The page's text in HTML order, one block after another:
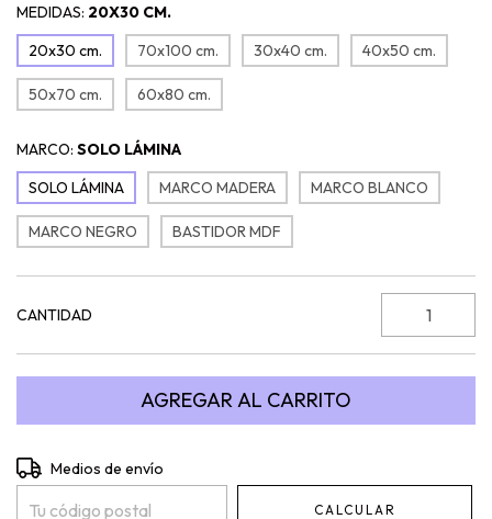
MEDIDAS: 20X30 CM.
20x30 cm.
70x100 cm. 30x40 cm. 40x50 cm.
50x70 cm. 60x80 cm.
MARCO: SOLO LÁMINA
SOLO LÁMINA
MARCO MADERA MARCO BLANCO
MARCO NEGRO BASTIDOR MDF
CANTIDAD
Entregas para el CP:
Medios de envío
CALCULAR